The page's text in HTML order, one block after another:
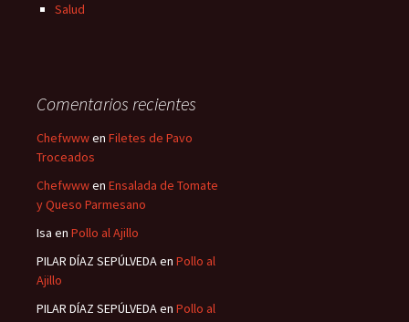
Salud
Comentarios recientes
Chefwwwen Filetes de Pavo
Troceados
Chefwwwen Ensalada de Tomate
y Queso Parmesano
Isa en Pollo al Ajillo
PILAR DÍAZ SEPÚLVEDAen Pollo al
Ajillo
PILAR DÍAZ SEPÚLVEDAen Pollo al